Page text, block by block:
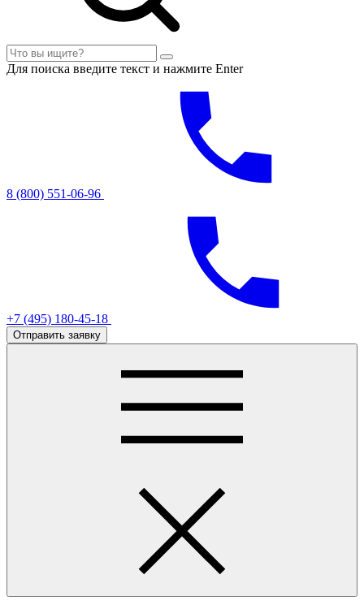
Для поиска введите текст и нажмите Enter
8 (800) 551-06-96
+7 (495) 180-45-18
Отправить заявку